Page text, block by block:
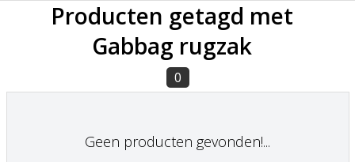
Producten getagd met
Gabbag rugzak
0
Geen producten gevonden!...